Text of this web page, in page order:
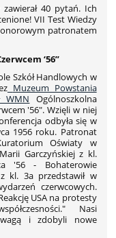
40 pytań. Ich
VII Test Wiedzy
patronatem
‘56”
Szkół Handlowych w
Muzeum Powstania
WMN Ogólnoszkolna
'56". Wzięli w niej
odbyła się w
1956 roku. Patronat
Oświaty w
Garczyńskiej z kl.
'56 - Bohaterowie
kl. 3a przedstawił w
czerwcowych.
USA na protesty
Nasi
i zdobyli nowe